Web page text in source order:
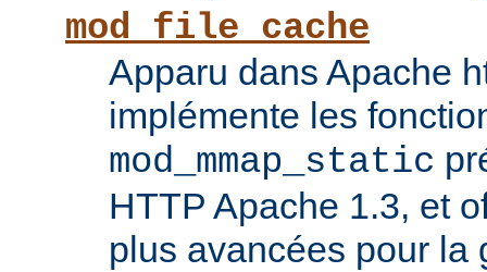
mod_file_cache
Apparu dans Apache
implémente les
mod_mmap_static
HTTP Apache 1.3, et
plus avancées pour la